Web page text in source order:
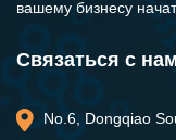
вашему бизнесу
Связаться с
No.6, Dongqiao